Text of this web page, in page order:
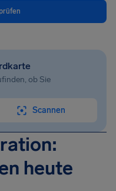
ob Sie
Scannen
heute